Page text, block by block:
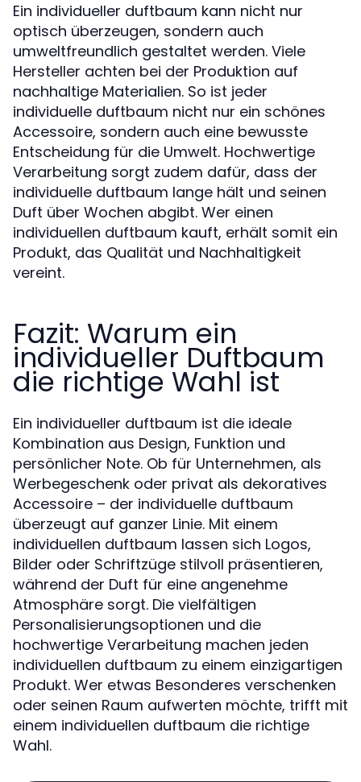
Ein individueller duftbaum kann nicht nur
optisch überzeugen, sondern auch
umweltfreundlich gestaltet werden. Viele
Hersteller achten bei der Produktion auf
nachhaltige Materialien. So ist jeder
individuelle duftbaum nicht nur ein schönes
Accessoire, sondern auch eine bewusste
Entscheidung für die Umwelt. Hochwertige
Verarbeitung sorgt zudem dafür, dass der
individuelle duftbaum lange hält und seinen
Duft über Wochen abgibt. Wer einen
individuellen duftbaum kauft, erhält somit ein
Produkt, das Qualität und Nachhaltigkeit
vereint.
Fazit: Warum ein
individueller Duftbaum
die richtige Wahl ist
Ein individueller duftbaum ist die ideale
Kombination aus Design, Funktion und
persönlicher Note. Ob für Unternehmen, als
Werbegeschenk oder privat als dekoratives
Accessoire – der individuelle duftbaum
überzeugt auf ganzer Linie. Mit einem
individuellen duftbaum lassen sich Logos,
Bilder oder Schriftzüge stilvoll präsentieren,
während der Duft für eine angenehme
Atmosphäre sorgt. Die vielfältigen
Personalisierungsoptionen und die
hochwertige Verarbeitung machen jeden
individuellen duftbaum zu einem einzigartigen
Produkt. Wer etwas Besonderes verschenken
oder seinen Raum aufwerten möchte, trifft mit
einem individuellen duftbaum die richtige
Wahl.